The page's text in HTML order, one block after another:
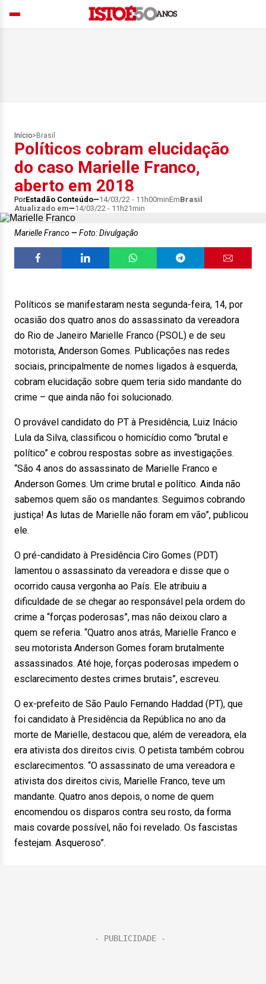
Início> Brasil
Políticos cobram elucidação
do caso Marielle Franco,
aberto em 2018
PorEstadão Conteúdo 14/03/22 - 11h00minEmBrasil
Atualizado em
14/03/22 - 11h21min
Marielle Franco Foto: Divulgação
Políticos se manifestaram nesta segunda-feira, 14, por
ocasião dos quatro anos do assassinato da vereadora
do Rio de Janeiro Marielle Franco (PSOL) e de seu
motorista, Anderson Gomes. Publicações nas redes
sociais, principalmente de nomes ligados à esquerda,
cobram elucidação sobre quem teria sido mandante do
crime – que ainda não foi solucionado.
O provável candidato do PT à Presidência, Luiz Inácio
Lula da Silva, classificou o homicídio como “brutal e
político” e cobrou respostas sobre as investigações.
“São 4 anos do assassinato de Marielle Franco e
Anderson Gomes. Um crime brutal e político. Ainda não
sabemos quem são os mandantes. Seguimos cobrando
justiça! As lutas de Marielle não foram em vão”, publicou
ele.
O pré-candidato à Presidência Ciro Gomes (PDT)
lamentou o assassinato da vereadora e disse que o
ocorrido causa vergonha ao País. Ele atribuiu a
dificuldade de se chegar ao responsável pela ordem do
crime a “forças poderosas”, mas não deixou claro a
quem se referia. “Quatro anos atrás, Marielle Franco e
seu motorista Anderson Gomes foram brutalmente
assassinados. Até hoje, forças poderosas impedem o
esclarecimento destes crimes brutais”, escreveu.
O ex-prefeito de São Paulo Fernando Haddad (PT), que
foi candidato à Presidência da República no ano da
morte de Marielle, destacou que, além de vereadora, ela
era ativista dos direitos civis. O petista também cobrou
esclarecimentos. “O assassinato de uma vereadora e
ativista dos direitos civis, Marielle Franco, teve um
mandante. Quatro anos depois, o nome de quem
encomendou os disparos contra seu rosto, da forma
mais covarde possível, não foi revelado. Os fascistas
festejam. Asqueroso”.